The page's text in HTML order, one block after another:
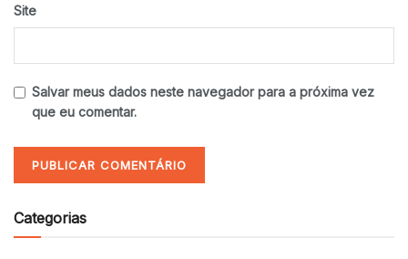
Site
Salvar meus dados neste navegador para a próxima vez
que eu comentar.
Categorias